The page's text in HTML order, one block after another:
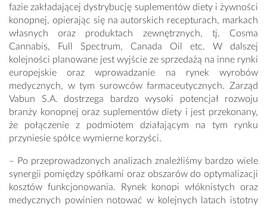
fazie zakładającej dystrybucję suplementów diety i żywności
konopnej, opierając się na autorskich recepturach, markach
własnych oraz produktach zewnętrznych, tj. Cosma
Cannabis, Full Spectrum, Canada Oil etc. W dalszej
kolejności planowane jest wyjście ze sprzedażą na inne rynki
europejskie oraz wprowadzanie na rynek wyrobów
medycznych, w tym surowców farmaceutycznych. Zarząd
Vabun S.A. dostrzega bardzo wysoki potencjał rozwoju
branży konopnej oraz suplementów diety i jest przekonany,
że połączenie z podmiotem działającym na tym rynku
przyniesie spółce wymierne korzyści.
– Po przeprowadzonych analizach znaleźliśmy bardzo wiele
synergii pomiędzy spółkami oraz obszarów do optymalizacji
kosztów funkcjonowania. Rynek konopi włóknistych oraz
medycznych powinien notować w kolejnych latach istotny